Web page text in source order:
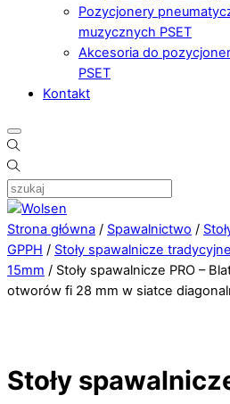
Pozycjonery
muzycznych PSET
Akcesoria do
PSET
Kontakt
Strona główna / Spawalnictwo /
GPPH / Stoły spawalnicze tradycyjne
15mm / Stoły spawalnicze PRO –
otworów fi 28 mm w siatce
Stoły